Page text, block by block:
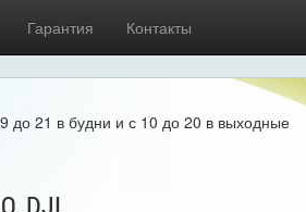
Гарантия Контакты
до 21 в будни и с 10 до 20 в выходные